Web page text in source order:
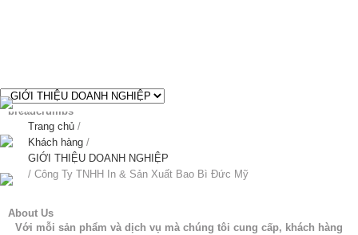
nghiệp
breadcrumbs
Trang chủ /
Khách hàng /
GIỚI THIỆU DOANH NGHIỆP
/ Công Ty TNHH In & Sản Xuất Bao Bì Đức Mỹ
About Us
Với mỗi sản phẩm và dịch vụ mà chúng tôi cung cấp, khách hàng